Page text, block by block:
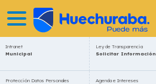
Intranet
Municipal
Ley de Transparencia
Solicitar Información
Protección Datos Personales
Agenda e Intereses